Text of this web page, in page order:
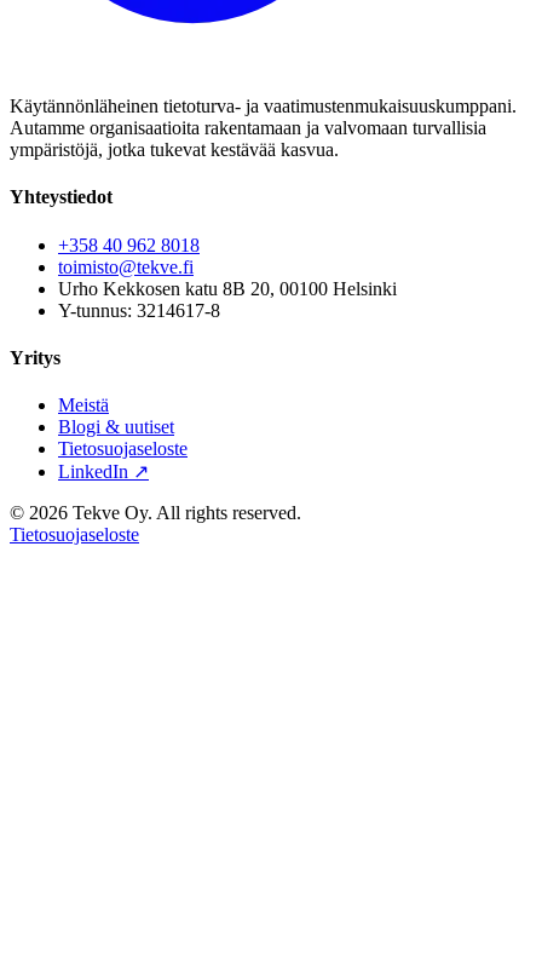
Käytännönläheinen tietoturva- ja vaatimustenmukaisuuskumppani.
Autamme organisaatioita rakentamaan ja valvomaan turvallisia
ympäristöjä, jotka tukevat kestävää kasvua.
Yhteystiedot
+358 40 962 8018
toimisto@tekve.fi
Urho Kekkosen katu 8B 20, 00100 Helsinki
Y-tunnus: 3214617-8
Yritys
Meistä
Blogi & uutiset
Tietosuojaseloste
LinkedIn ↗
© 2026 Tekve Oy. All rights reserved.
Tietosuojaseloste